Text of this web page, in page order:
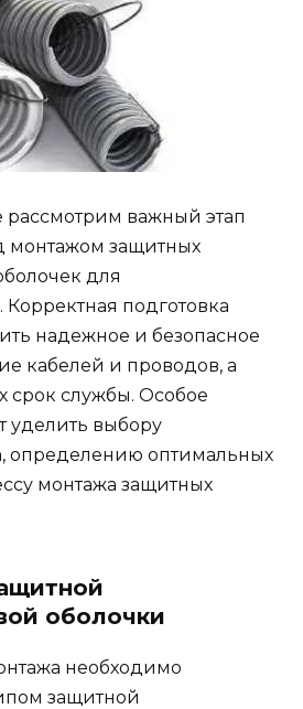
важный этап
монтажом защитных
для
подготовка
надежное и безопасное
кабелей и проводов, а
срок службы. Особое
уделить выбору
определению оптимальных
монтажа защитных
оболочки
необходимо
защитной